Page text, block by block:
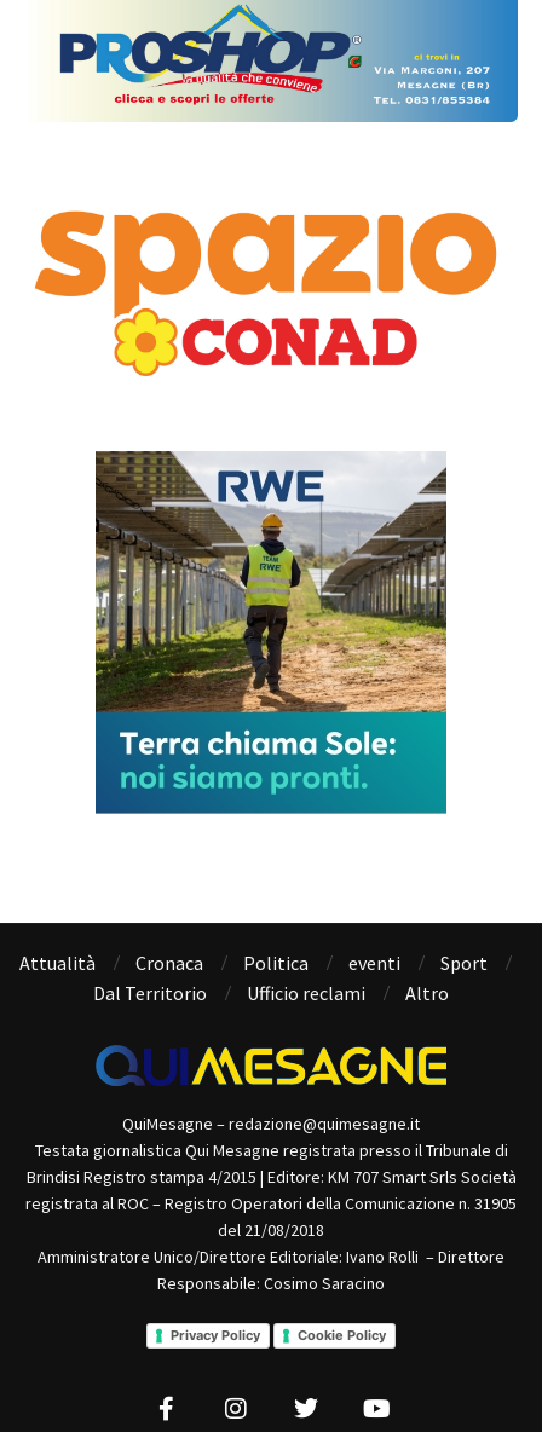
Dal Territorio
Ufficio reclami Altro
Testata giornalistica Qui Mesagne registrata presso il Tribunale di
Brindisi Registro stampa 4/2015 | Editore: KM 707 Smart Srls Società
registrata al ROC – Registro Operatori della Comunicazione n. 31905
del 21/08/2018
Amministratore Unico/Direttore Editoriale: Ivano Rolli – Direttore
Responsabile: Cosimo Saracino